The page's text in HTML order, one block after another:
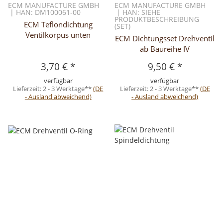
ECM MANUFACTURE GMBH
| HAN: DM100061-00
ECM Teflondichtung
Ventilkorpus unten
3,70 € *
verfügbar
Lieferzeit:2 - 3 Werktage**(DE
- Ausland abweichend)
ECM MANUFACTURE GMBH
| HAN: SIEHE
PRODUKTBESCHREIBUNG
(SET)
ECM Dichtungsset Drehventil
ab Baureihe IV
9,50 € *
verfügbar
Lieferzeit:2 - 3 Werktage**(DE
- Ausland abweichend)